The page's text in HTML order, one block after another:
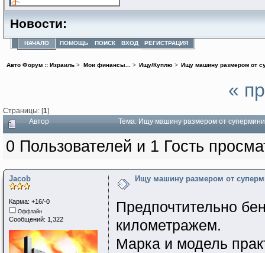
Новости:
НАЧАЛО ПОМОЩЬ ПОИСК ВХОД РЕГИСТРАЦИЯ
Авто Форум :: Израиль > Мои финансы...> Ищу/Куплю> Ищу машину размером от
«
Страницы: [1]
Автор Тема: Ищу машину размером от
0 Пользователей и 1 Гость
Jacob
Карма: +16/-0
Оффлайн
Сообщений: 1,322
Ищу машину размером от
Предпочтительно
километражем.
Марка и модель